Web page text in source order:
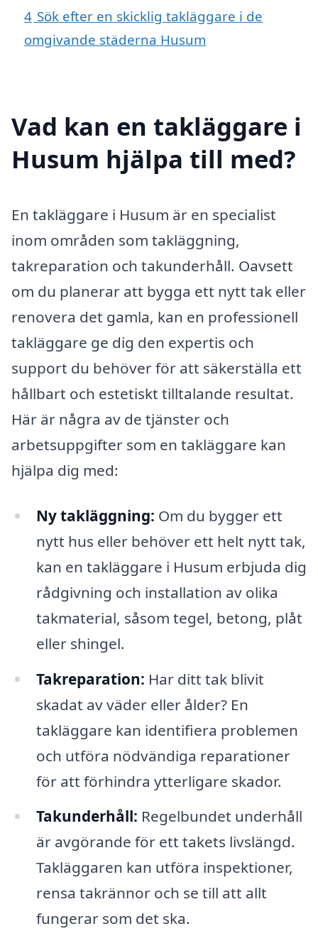
4 Sök efter en skicklig takläggare i de
omgivande städerna Husum
Vad kan en takläggare i
Husum hjälpa till med?
En takläggare i Husum är en specialist
inom områden som takläggning,
takreparation och takunderhåll. Oavsett
om du planerar att bygga ett nytt tak eller
renovera det gamla, kan en professionell
takläggare ge dig den expertis och
support du behöver för att säkerställa ett
hållbart och estetiskt tilltalande resultat.
Här är några av de tjänster och
arbetsuppgifter som en takläggare kan
hjälpa dig med:
Ny takläggning: Om du bygger ett
nytt hus eller behöver ett helt nytt tak,
kan en takläggare i Husum erbjuda dig
rådgivning och installation av olika
takmaterial, såsom tegel, betong, plåt
eller shingel.
Takreparation: Har ditt tak blivit
skadat av väder eller ålder? En
takläggare kan identifiera problemen
och utföra nödvändiga reparationer
för att förhindra ytterligare skador.
Takunderhåll: Regelbundet underhåll
är avgörande för ett takets livslängd.
Takläggaren kan utföra inspektioner,
rensa takrännor och se till att allt
fungerar som det ska.